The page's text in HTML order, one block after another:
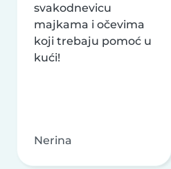
svakodnevicu
majkama i očevima
koji trebaju pomoć u
kući!
Nerina